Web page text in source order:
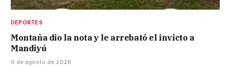
DEPORTES
Montaña dio la nota y le arrebató el invicto a
Mandiyú
6 de agosto de 2026